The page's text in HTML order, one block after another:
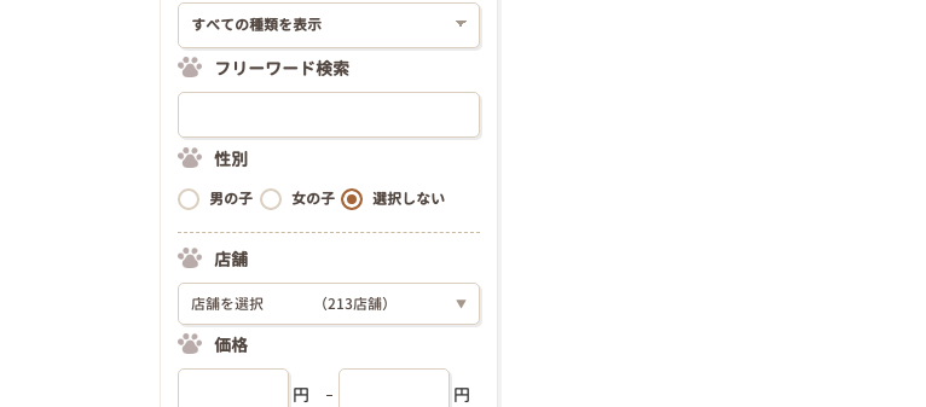
フリーワード検索
性別
男の子 女の子 選択しない
店舗
店舗を選択 （213店舗） ▼
価格
円 円